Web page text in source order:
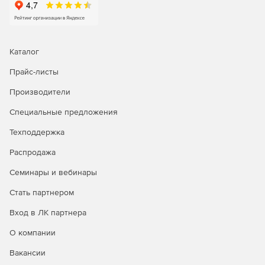
Анализ отчетов об исторических трендах для
эффективного планирования мощностей.
неполадок в работе сети.
неполадок на первом и втором уровнях сети:
Проверка связи по протоколу ICMP: доступность —
устройства, поэтому инструмент для проверки связи
позволяет определить, доступно ли устройство, а
маршрута позволяет узнать, является ли причиной
недоступности устройства ошибка в пути к нему, а
прервана. Трассировка маршрута от OpManager до
прыжков до отслеживаемого устройства, а также
Каталог
Прайс-листы
Производители
Специальные предложения
Техподдержка
Распродажа
Семинары и вебинары
Стать партнером
Вход в ЛК партнера
О компании
Вакансии